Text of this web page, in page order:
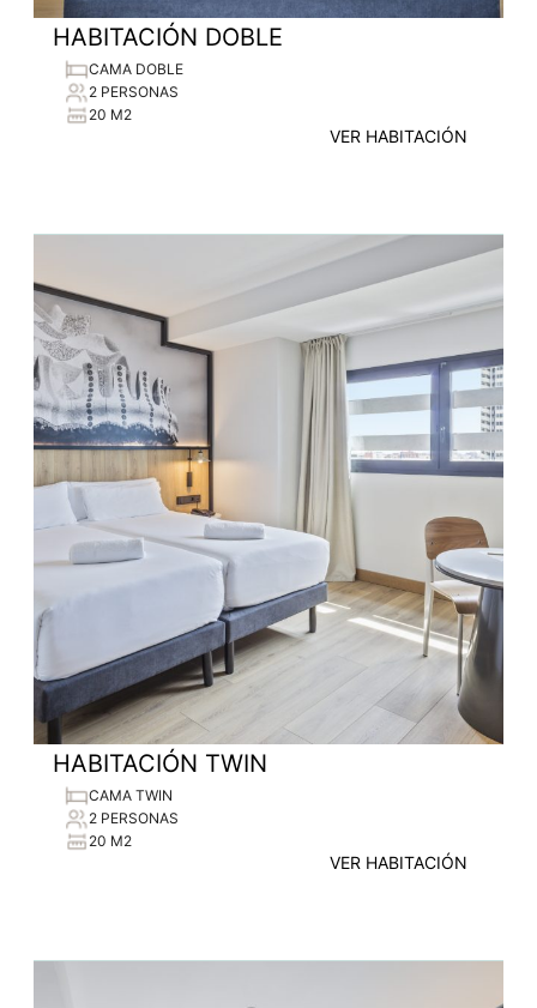
HABITACIÓN DOBLE
CAMA DOBLE
2 PERSONAS
20 M2
VER HABITACIÓN
HABITACIÓN TWIN
CAMA TWIN
2 PERSONAS
20 M2
VER HABITACIÓN